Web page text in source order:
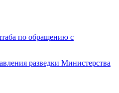
по обращению с
разведки Министерства